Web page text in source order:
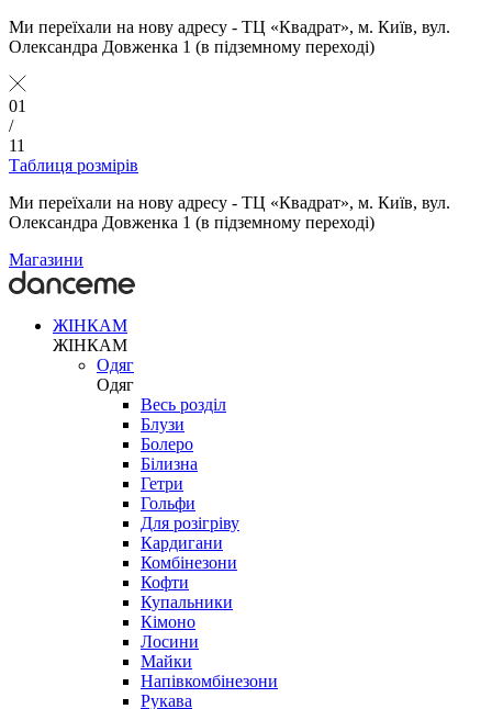
Ми переїхали на нову адресу - ТЦ «Квадрат», м. Київ, вул.
Олександра Довженка 1 (в підземному переході)
01
/
11
Таблиця розмірів
Ми переїхали на нову адресу - ТЦ «Квадрат», м. Київ, вул.
Олександра Довженка 1 (в підземному переході)
Магазини
ЖІНКАМ
ЖІНКАМ
Одяг
Одяг
Весь розділ
Блузи
Болеро
Білизна
Гетри
Гольфи
Для розігріву
Кардигани
Комбінезони
Кофти
Купальники
Кімоно
Лосини
Майки
Напівкомбінезони
Рукава